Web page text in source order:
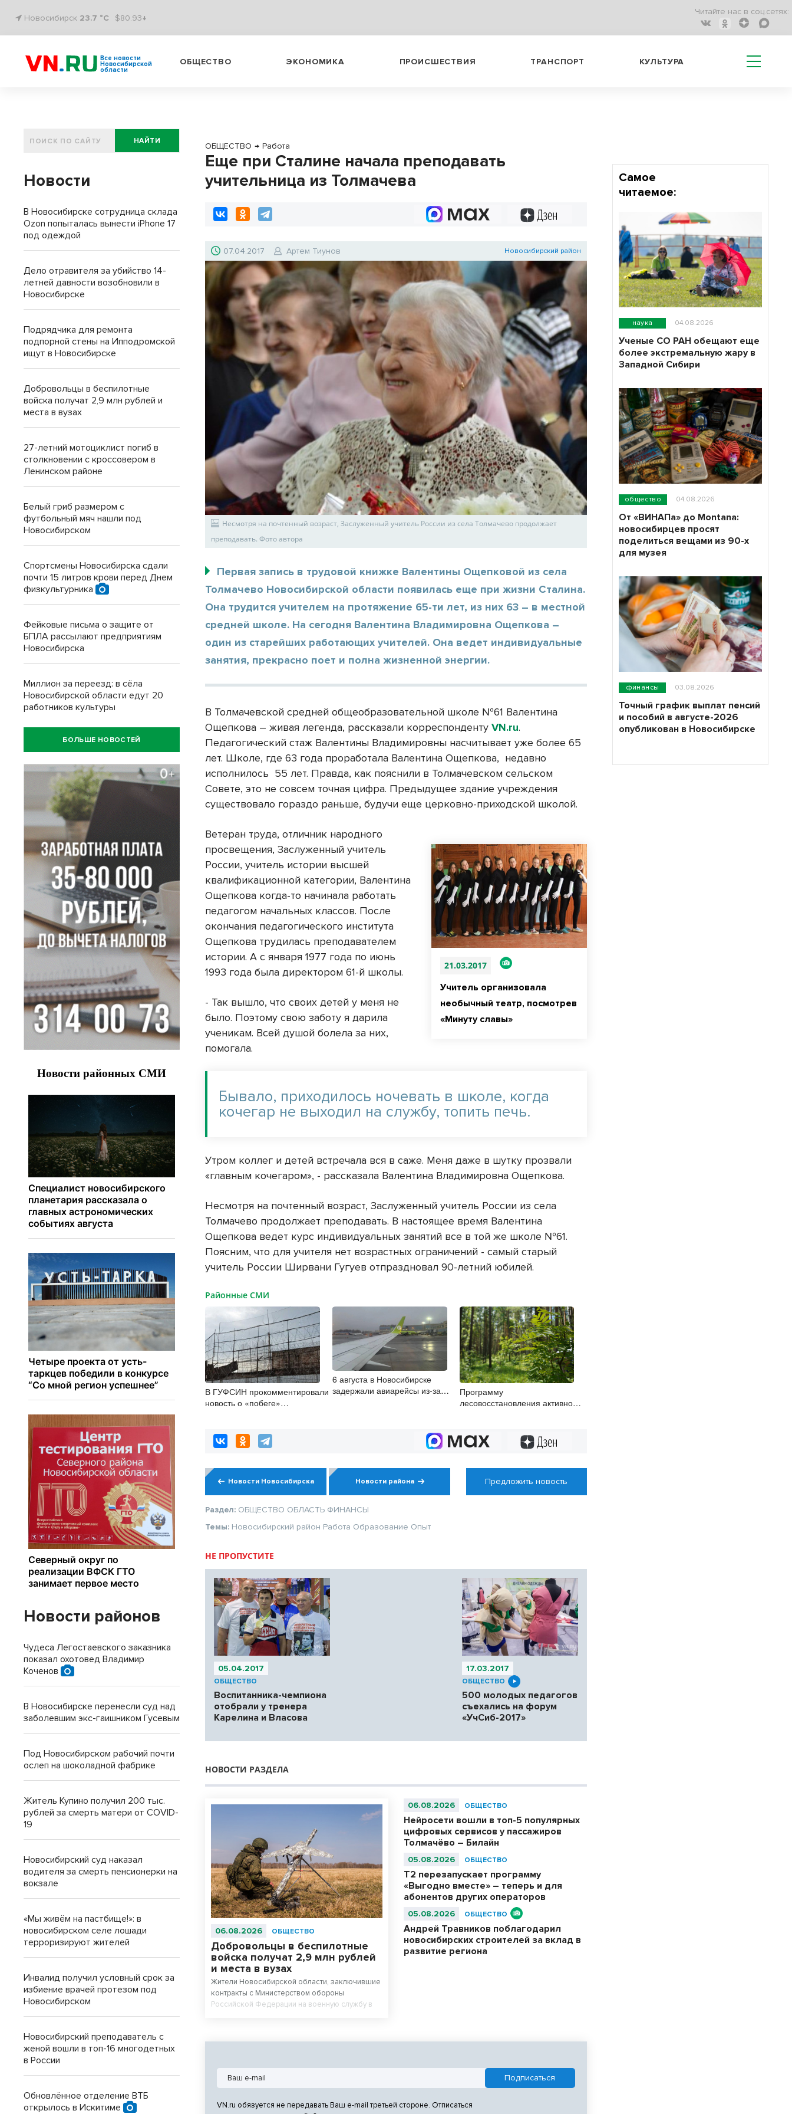
Новосибирск 23.7 °C $80.93↓
Читайте нас в соц.сетях:
Все новости
Новосибирской
области
ОБЩЕСТВО ЭКОНОМИКА ПРОИСШЕСТВИЯ ТРАНСПОРТ КУЛЬТУРА
ОБЩЕСТВО → Работа
Еще при Сталине начала преподавать
учительница из Толмачева
07.04.2017 Артем Тиунов Новосибирский район
Несмотря на почтенный возраст, Заслуженный учитель России из села Толмачево продолжает
преподавать. Фото автора
Первая запись в трудовой книжке Валентины Ощепковой из села
Толмачево Новосибирской области появилась еще при жизни Сталина.
Она трудится учителем на протяжение 65-ти лет, из них 63 – в местной
средней школе. На сегодня Валентина Владимировна Ощепкова –
один из старейших работающих учителей. Она ведет индивидуальные
занятия, прекрасно поет и полна жизненной энергии.
В Толмачевской средней общеобразовательной школе №61 Валентина
Ощепкова – живая легенда, рассказали корреспондентуVN.ru.
Педагогический стаж Валентины Владимировны насчитывает уже более 65
лет. Школе, где 63 года проработала Валентина Ощепкова, недавно
исполнилось 55 лет. Правда, как пояснили в Толмачевском сельском
Совете, это не совсем точная цифра. Предыдущее здание учреждения
существовало гораздо раньше, будучи еще церковно-приходской школой.
21.03.2017
Учитель организовала
необычный театр, посмотрев
«Минуту славы»
Ветеран труда, отличник народного
просвещения, Заслуженный учитель
России, учитель истории высшей
квалификационной категории, Валентина
Ощепкова когда-то начинала работать
педагогом начальных классов. После
окончания педагогического института
Ощепкова трудилась преподавателем
истории. А с января 1977 года по июнь
1993 года была директором 61-й школы.
- Так вышло, что своих детей у меня не
было. Поэтому свою заботу я дарила
ученикам. Всей душой болела за них,
помогала.
Бывало, приходилось ночевать в школе, когда
кочегар не выходил на службу, топить печь.
Утром коллег и детей встречала вся в саже. Меня даже в шутку прозвали
«главным кочегаром», - рассказала Валентина Владимировна Ощепкова.
Несмотря на почтенный возраст, Заслуженный учитель России из села
Толмачево продолжает преподавать. В настоящее время Валентина
Ощепкова ведет курс индивидуальных занятий все в той же школе №61.
Поясним, что для учителя нет возрастных ограничений - самый старый
учитель России Ширвани Гугуев отпраздновал 90-летний юбилей.
Районные СМИ
В ГУФСИН прокомментировали
новость о «побеге»
6 августа в Новосибирске
задержали авиарейсы из-за
Программу
лесовосстановления активно
Новости Новосибирска Новости района Предложить новость
Раздел: ОБЩЕСТВО ОБЛАСТЬ ФИНАНСЫ
Темы: Новосибирский район Работа Образование Опыт
НЕ ПРОПУСТИТЕ
05.04.2017
ОБЩЕСТВО
Воспитанника-чемпиона
отобрали у тренера
Карелина и Власова
17.03.2017
ОБЩЕСТВО
500 молодых педагогов
съехались на форум
«УчСиб-2017»
НОВОСТИ РАЗДЕЛА
06.08.2026 ОБЩЕСТВО
Добровольцы в беспилотные
войска получат 2,9 млн рублей
и места в вузах
Жители Новосибирской области, заключившие
контракты с Министерством обороны
Российской Федерации на военную службу в
войска, желающие поступить в колледжи и
вузы, но набравшим ниже проходных баллов,
вузы и колледжи на безвозмездной основе.
06.08.2026 ОБЩЕСТВО
Нейросети вошли в топ-5 популярных
цифровых сервисов у пассажиров
Толмачёво – Билайн
05.08.2026 ОБЩЕСТВО
Т2 перезапускает программу
«Выгодно вместе» – теперь и для
абонентов других операторов
05.08.2026 ОБЩЕСТВО
Андрей Травников поблагодарил
новосибирских строителей за вклад в
развитие региона
VN.ru обязуется не передавать Ваш e-mail третьей стороне. Отписаться
НАЙТИ
Новости
В Новосибирске сотрудница склада
Ozon попыталась вынести iPhone 17
под одеждой
Дело отравителя за убийство 14-
летней давности возобновили в
Новосибирске
Подрядчика для ремонта
подпорной стены на Ипподромской
ищут в Новосибирске
Добровольцы в беспилотные
войска получат 2,9 млн рублей и
места в вузах
27-летний мотоциклист погиб в
столкновении с кроссовером в
Ленинском районе
Белый гриб размером с
футбольный мяч нашли под
Новосибирском
Спортсмены Новосибирска сдали
почти 15 литров крови перед Днем
физкультурника
Фейковые письма о защите от
БПЛА рассылают предприятиям
Новосибирска
Миллион за переезд: в сёла
Новосибирской области едут 20
работников культуры
БОЛЬШЕ НОВОСТЕЙ
Новости районов
Чудеса Легостаевского заказника
показал охотовед Владимир
Коченов
В Новосибирске перенесли суд над
заболевшим экс-гаишником Гусевым
Под Новосибирском рабочий почти
ослеп на шоколадной фабрике
Житель Купино получил 200 тыс.
рублей за смерть матери от COVID-
19
Новосибирский суд наказал
водителя за смерть пенсионерки на
вокзале
«Мы живём на пастбище!»: в
новосибирском селе лошади
терроризируют жителей
Инвалид получил условный срок за
избиение врачей протезом под
Новосибирском
Новосибирский преподаватель с
женой вошли в топ-16 многодетных
в России
Обновлённое отделение ВТБ
открылось в Искитиме
Самое
читаемое:
наука 04.08.2026
Ученые СО РАН обещают еще
более экстремальную жару в
Западной Сибири
общество 04.08.2026
От «ВИНАПа» до Montana:
новосибирцев просят
поделиться вещами из 90-х
для музея
финансы 03.08.2026
Точный график выплат пенсий
и пособий в августе-2026
опубликован в Новосибирске